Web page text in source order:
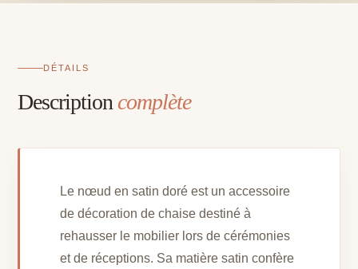
DÉTAILS
Description complète
Le nœud en satin doré est un accessoire
de décoration de chaise destiné à
rehausser le mobilier lors de cérémonies
et de réceptions. Sa matière satin confère